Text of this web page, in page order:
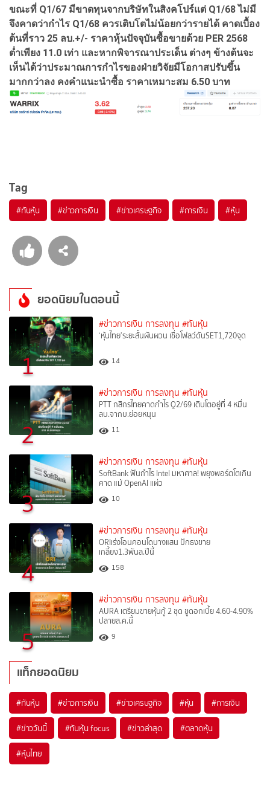
ขณะที่ Q1/67 มีขาดทุนจากบริษัทในสิงคโปร์แต่ Q1/68 ไม่มี
จึงคาดว่ากำไร Q1/68 ควรเติบโตไม่น้อยกว่ารายได้ คาดเบื้อง
ต้นที่ราว 25 ลบ.+/- ราคาหุ้นปัจจุบันซื้อขายด้วย PER 2568
ต่ำเพียง 11.0 เท่า และหากพิจารณาประเด็น ต่างๆ ข้างต้นจะ
เห็นได้ว่าประมาณการกำไรของฝ่ายวิจัยมีโอกาสปรับขึ้น
มากกว่าลง คงคำแนะนำซื้อ ราคาเหมาะสม 6.50 บาท
Tag
#ทันหุ้น #ข่าวการเงิน #ข่าวเศรษฐกิจ #การเงิน #หุ้น
ยอดนิยมในตอนนี้
1
#ข่าวการเงิน การลงทุน #ทันหุ้น
‘หุ้นไทย’ระยะสั้นผันผวน เชื่อโฟลว์ดันSET1,720จุด
14
2
#ข่าวการเงิน การลงทุน #ทันหุ้น
PTT กสิกรไทยคาดกำไร Q2/69 เติบโตอยู่ที่ 4 หมื่น
ลบ.จากบ.ย่อยหนุน
11
3
#ข่าวการเงิน การลงทุน #ทันหุ้น
SoftBank ฟันกำไร Intel มหาศาล! พยุงพอร์ตโตเกิน
คาด แม้ OpenAI แผ่ว
10
4
#ข่าวการเงิน การลงทุน #ทันหุ้น
ORIเร่งโอนคอนโดบางแสน ปักธงขาย
เกลี้ยง1.3พันล.ปีนี้
158
5
#ข่าวการเงิน การลงทุน #ทันหุ้น
AURA เตรียมขายหุ้นกู้ 2 ชุด ชูดอกเบี้ย 4.60-4.90%
ปลายส.ค.นี้
9
แท็กยอดนิยม
#ทันหุ้น #ข่าวการเงิน #ข่าวเศรษฐกิจ #หุ้น #การเงิน
#ข่าววันนี้ #ทันหุ้น focus #ข่าวล่าสุด #ตลาดหุ้น
#หุ้นไทย